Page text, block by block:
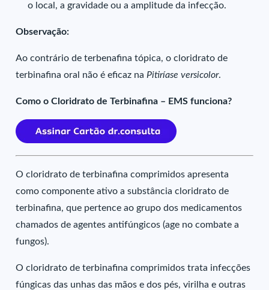
o local, a gravidade ou a amplitude da infecção.
Observação:
Ao contrário de terbenafina tópica, o cloridrato de
terbinafina oral não é eficaz na Pitiríase versicolor.
Como o Cloridrato de Terbinafina – EMS funciona?
O cloridrato de terbinafina comprimidos apresenta
como componente ativo a substância cloridrato de
terbinafina, que pertence ao grupo dos medicamentos
chamados de agentes antifúngicos (age no combate a
fungos).
O cloridrato de terbinafina comprimidos trata infecções
fúngicas das unhas das mãos e dos pés, virilha e outras